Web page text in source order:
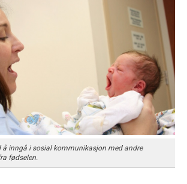
å inngå i sosial kommunikasjon med andre
fødselen.